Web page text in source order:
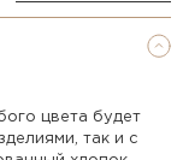
цвета будет
так и с